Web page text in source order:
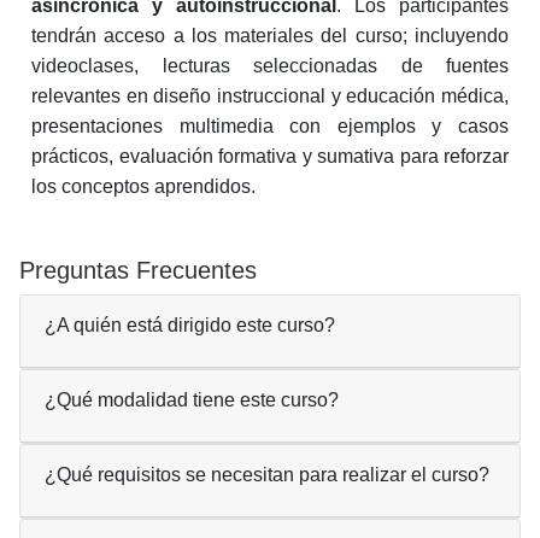
asincrónica y autoinstruccional . Los participantes
tendrán acceso a los materiales del curso; incluyendo
videoclases, lecturas seleccionadas de fuentes
relevantes en diseño instruccional y educación médica,
presentaciones multimedia con ejemplos y casos
prácticos, evaluación formativa y sumativa para reforzar
los conceptos aprendidos.
Preguntas Frecuentes
¿A quién está dirigido este curso?
¿Qué modalidad tiene este curso?
¿Qué requisitos se necesitan para realizar el curso?